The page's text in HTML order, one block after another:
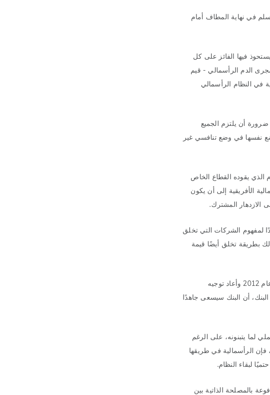
في نهاية المطاف أمام
فيها الفائز على كل
الدم الرأسمالي - قيم
في النظام الرأسمالي
أن يلتزم الجميع
نفسها في وضع تنافسي غير
الذي يقوده القطاع الخاص
الأفريقية إلى أن يكون
الازدهار المشترك.
لمفهوم الشركات التي تخلق
بطريقة تخلق أيضًا قيمة
لقد اكتسب منطق "القيمة المشتركة" زخمًا كبيرًا، وعلى هذا النحو، عندما تولى الرئيس الحالي للبنك الدولي جيم كيم منصبه في عام 2012 وأعاد توجيه
أن البنك سيسعى جاهدًا
لما يتبنونه، على الرغم
فإن الرأسمالية في طريقها
لبقاء النظام.
بالمصلحة الذاتية بين